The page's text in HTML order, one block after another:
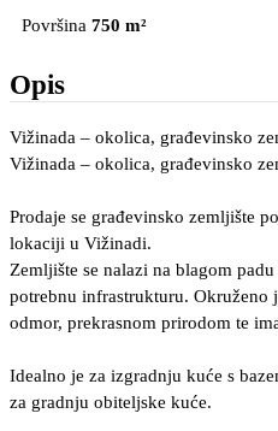
Površina 750 m²
Opis
Vižinada – okolica, građevinsko
Vižinada – okolica, građevinsko
Prodaje se građevinsko zemljište
lokaciji u Vižinadi.
Zemljište se nalazi na blagom
potrebnu infrastrukturu. Okruženo
odmor, prekrasnom prirodom te
Idealno je za izgradnju kuće s
za gradnju obiteljske kuće.